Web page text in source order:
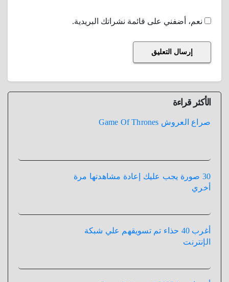
نعم، أضفني على قائمة نشراتك البريدية.
الأكثر قراءة
صراع العروش Game Of Thrones
30 صورة يجب عليك إعادة مشاهدتها مرة
أخري
أغرب 40 حذاء تم تسويقهم علي شبكة
الإنترنت